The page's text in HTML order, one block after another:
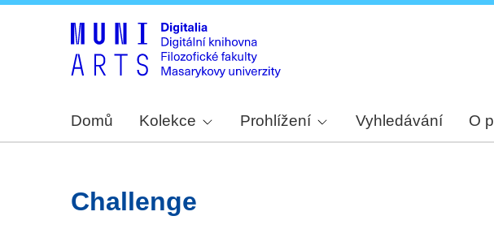
Domů Kolekce Prohlížení Vyhledávání O
Challenge